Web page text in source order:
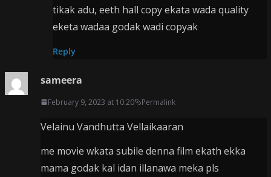
tikak adu, eeth hall copy ekata wada quality
eketa wadaa godak wadi copyak
Reply
sameera
February 9, 2023 at 10:20 Permalink
Velainu Vandhutta Vellaikaaran
me movie wkata subile denna film ekath ekka
mama godak kal idan illanawa meka pls